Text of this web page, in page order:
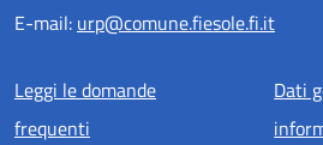
E-mail: urp@comune.fiesole.fi.it
Menu piè di pagina
Leggi le domande
frequenti
Dati